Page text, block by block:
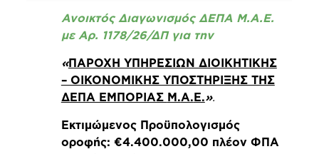
Ανοικτός Διαγωνισμός ΔΕΠΑ Μ.Α.Ε.
με Αρ. 1178/26/ΔΠ για την
«ΠΑΡΟΧΗ ΥΠΗΡΕΣΙΩΝ ΔΙΟΙΚΗΤΙΚΗΣ
– ΟΙΚΟΝΟΜΙΚΗΣ ΥΠΟΣΤΗΡΙΞΗΣ ΤΗΣ
ΔΕΠΑ ΕΜΠΟΡΙΑΣ M.A.E.».
Εκτιμώμενος Προϋπολογισμός
οροφής: €4.400.000,00 πλέον ΦΠΑ